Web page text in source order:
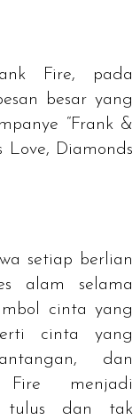
Fire, pada
besar yang
“Frank &
Love, Diamonds
setiap berlian
alam selama
cinta yang
cinta yang
dan
menjadi
tulus dan tak